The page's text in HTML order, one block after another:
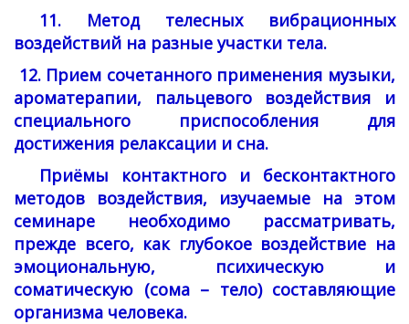
11. Метод телесных вибрационных
воздействий на разные участки тела.
12. Прием сочетанного применения музыки,
ароматерапии, пальцевого воздействия и
специального приспособления для
достижения релаксации и сна.
Приёмы контактного и бесконтактного
методов воздействия, изучаемые на этом
семинаре необходимо рассматривать,
прежде всего, как глубокое воздействие на
эмоциональную, психическую и
соматическую (сома – тело) составляющие
организма человека.